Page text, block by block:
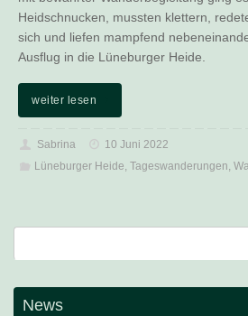
Heidschnucken, mussten klettern,
sich und liefen mampfend
Ausflug in die Lüneburger Heide.
weiter lesen
Sabrina
10 Juni 2022
Lüneburger Heide Tageswanderungen
News